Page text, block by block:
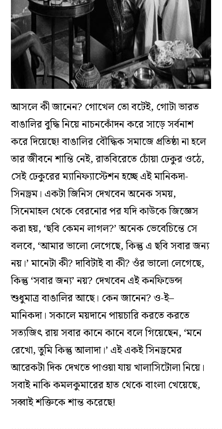
আসলে কী জানেন? গোখেল তো বটেই, গোটা ভারত
বাঙালির বুদ্ধি নিয়ে নাচনকোঁদন করে সাড়ে সর্বনাশ
করে দিয়েছে! বাঙালির বৌদ্ধিক সমাজে প্রতিষ্ঠা না হলে
তার জীবনে শান্তি নেই, রাতবিরেতে চোঁয়া ঢেকুর ওঠে,
সেই ঢেকুরের ম্যানিফ্যাস্টেশন হচ্ছে এই মানিকদা-
সিনড্রম। একটা জিনিস দেখবেন অনেক সময়,
সিনেমাহল থেকে বেরনোর পর যদি কাউকে জিজ্ঞেস
করা হয়, ‘ছবি কেমন লাগল?’ অনেক ভেবেচিন্তে সে
বলবে, ‘আমার ভালো লেগেছে, কিন্তু এ ছবি সবার জন্য
নয়।’ মানেটা কী? দাবিটাই বা কী? ওঁর ভালো লেগেছে,
কিন্তু ‘সবার জন্য’ নয়? দেখবেন এই কনফিডেন্স
শুধুমাত্র বাঙালির আছে। কেন জানেন? ও-ই–
মানিকদা। সকালে ময়দানে পায়চারি করতে করতে
সত্যজিৎ রায় সবার কানে কানে বলে গিয়েছেন, ‘মনে
রেখো, তুমি কিন্তু আলাদা।’ এই একই সিনড্রমের
আরেকটা দিক দেখতে পাওয়া যায় খালাসিটোলা নিয়ে।
সবাই নাকি কমলকুমারের হাত থেকে বাংলা খেয়েছে,
সব্বাই শক্তিকে শান্ত করেছে!